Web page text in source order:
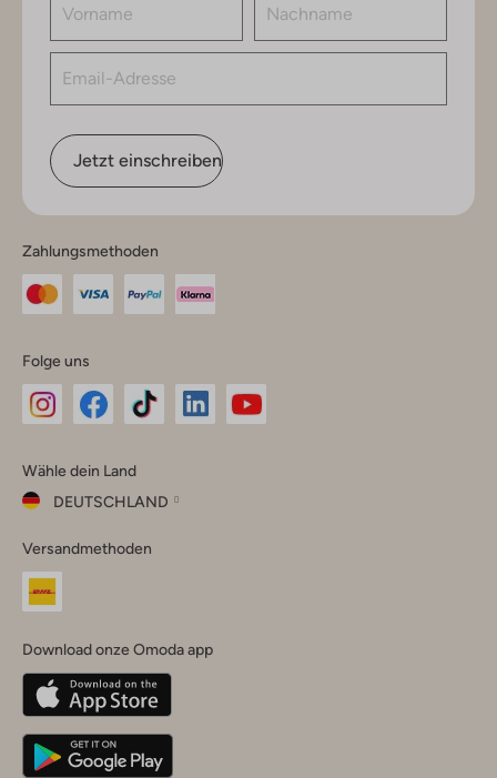
Jetzt einschreiben
Zahlungsmethoden
Folge uns
Instagram
Facebook
TikTok
Wähle dein Land
DEUTSCHLAND
dein
Land
Belgique(Français)
Deutschland
Versandmethoden
Download onze Omoda app